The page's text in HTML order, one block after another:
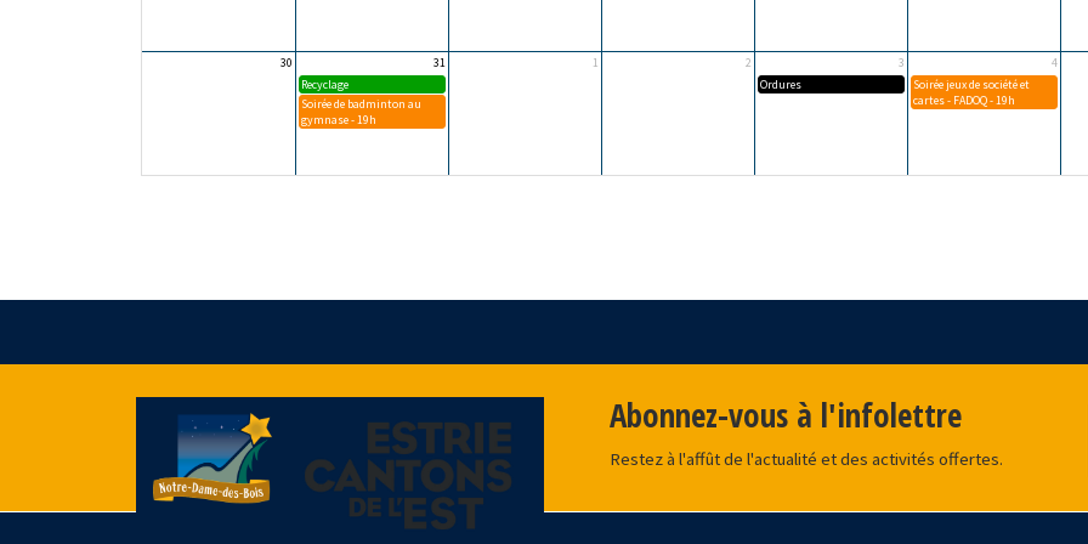
Abonnez-vous à l'infolettre
Restez à l'affût de l'actualité et des activités offertes.